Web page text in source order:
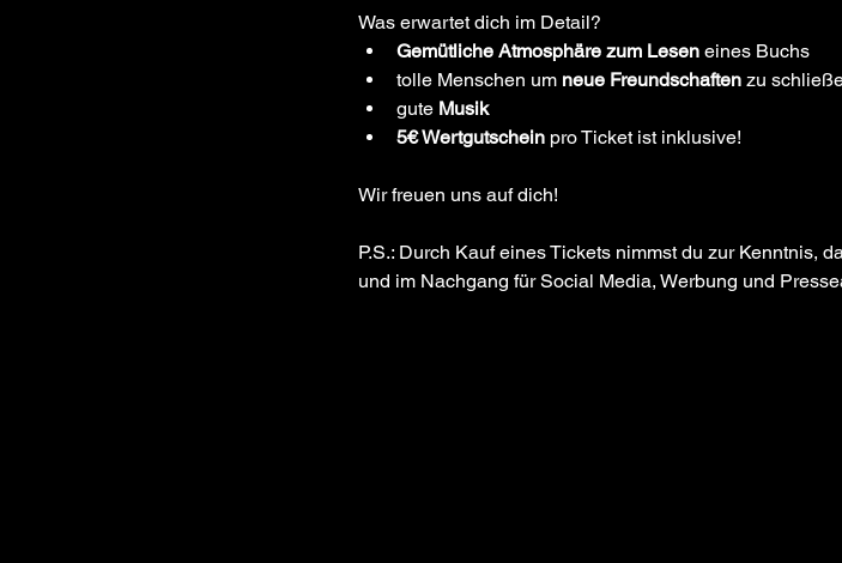
Was erwartet dich im Detail?
Gemütliche Atmosphäre zum Lesen eines Buchs
tolle Menschen um neue Freundschaften zu
gute Musik
5€ Wertgutschein pro Ticket ist inklusive!
Wir freuen uns auf dich!
P.S.: Durch Kauf eines Tickets nimmst du zur Kenntnis,
und im Nachgang für Social Media, Werbung und